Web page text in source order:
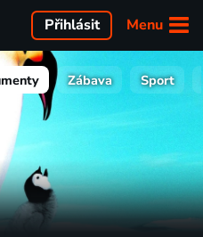
Menu
Přihlásit
Zábava Sport